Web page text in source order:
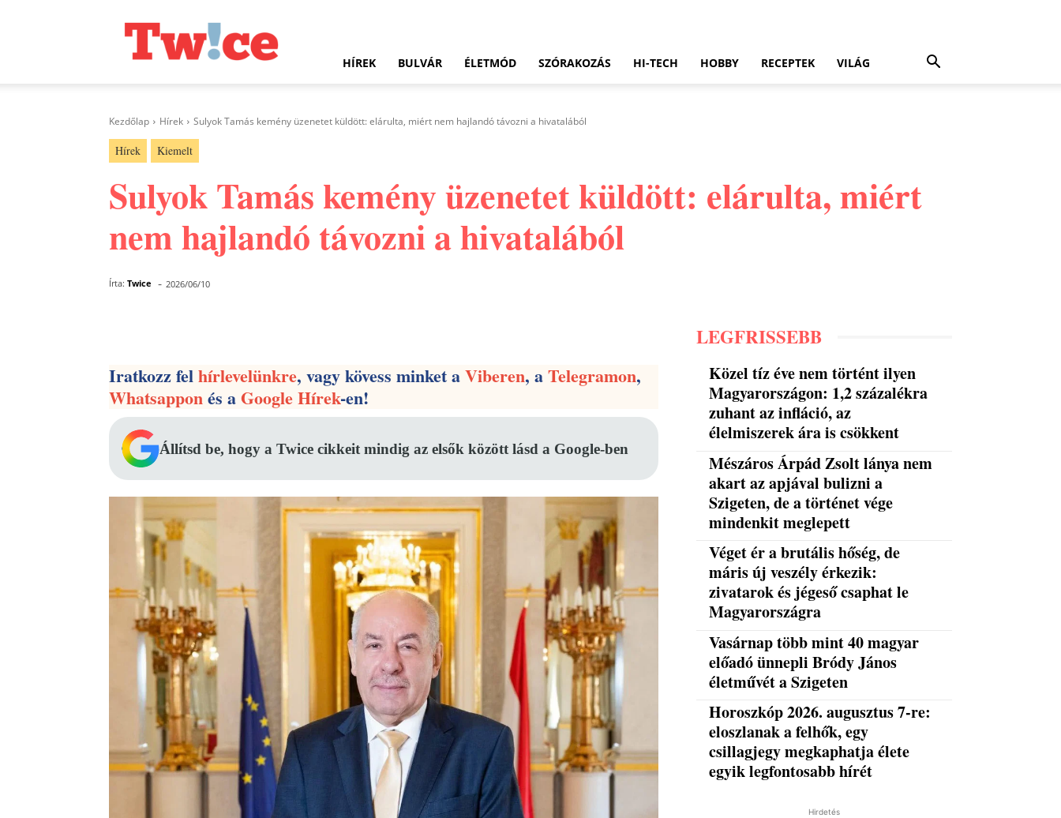
HÍREK BULVÁR ÉLETMÓD SZÓRAKOZÁS HI-TECH HOBBY RECEPTEK VILÁG
Kezdőlap Hírek Sulyok Tamás kemény üzenetet küldött: elárulta, miért nem hajlandó távozni a hivatalából
Hírek Kiemelt
Sulyok Tamás kemény üzenetet küldött: elárulta, miért
nem hajlandó távozni a hivatalából
Írta: Twice - 2026/06/10
Iratkozz felhírlevelünkre, vagy kövess minket aViberen, aTelegramon,
Whatsapponés aGoogle Hírek-en!
Állítsd be, hogy a Twice cikkeit mindig az elsők között lásd a Google-ben
LEGFRISSEBB
Közel tíz éve nem történt ilyen
Magyarországon: 1,2 százalékra
zuhant az infláció, az
élelmiszerek ára is csökkent
Mészáros Árpád Zsolt lánya nem
akart az apjával bulizni a
Szigeten, de a történet vége
mindenkit meglepett
Véget ér a brutális hőség, de
máris új veszély érkezik:
zivatarok és jégeső csaphat le
Magyarországra
Vasárnap több mint 40 magyar
előadó ünnepli Bródy János
életművét a Szigeten
Horoszkóp 2026. augusztus 7-re:
eloszlanak a felhők, egy
csillagjegy megkaphatja élete
egyik legfontosabb hírét
Hirdetés